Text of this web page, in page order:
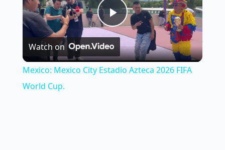
Play
Video
Watch on
Mexico: Mexico City Estadio Azteca 2026 FIFA
World Cup.